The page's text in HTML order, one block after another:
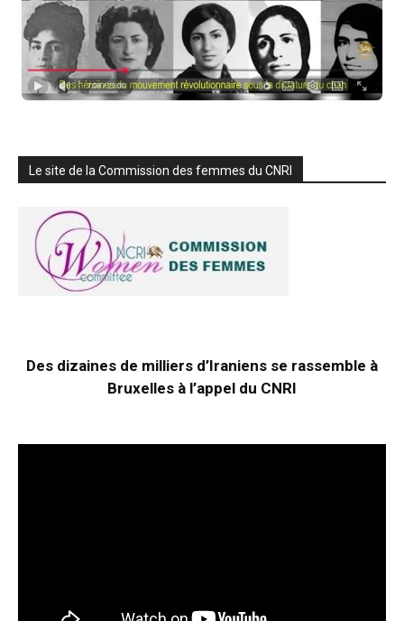
Le site de la Commission des femmes du CNRI
Des dizaines de milliers d’Iraniens se rassemble à
Bruxelles à l’appel du CNRI